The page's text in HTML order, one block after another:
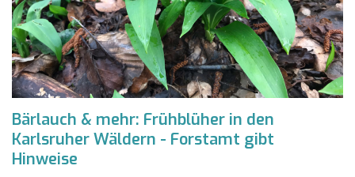
Bärlauch & mehr: Frühblüher in den
Karlsruher Wäldern - Forstamt gibt
Hinweise